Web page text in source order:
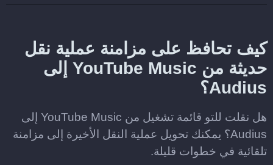
كيف تحافظ على مزامنة عملية نقل
حديثة من YouTube Music إلى
Audius؟
هل نقلت للتو قائمة تشغيل من YouTube Music إلى
Audius؟ يمكنك تحويل عملية النقل الأخيرة إلى مزامنة
تلقائية في خطوات قليلة.